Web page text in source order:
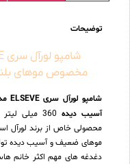
توضیحات
مخصوص موهای بلند یا
آسیب دیده
محصولی خاص از برند لورآل
موهای ضعیف و آسیب دیده
دغدغه های مهم اکثر خانم